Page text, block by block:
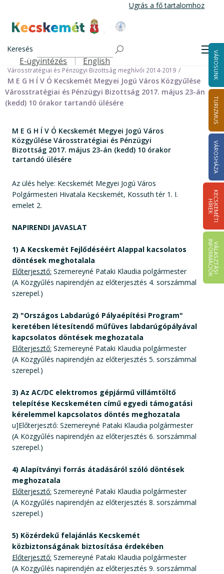
tartalomra
Ugrás a fő tartalomhoz
Kecskemét Város Honlapja
Keresés
Felső navigáció
E-ügyintézés English VÁROSUNK
TURIZMUS
VÁROSHÁZA
K
E
C
S
K
E
M
É
T
I
HÍ
R
E
K
V
Á
L
A
S
Z
T
Á
S
I
IN
F
O
R
M
Á
C
I
Ó
K
Önkormányzat
Bizottságok 2014-2024
Városstratégiai és Pénzügyi Bizottság 2014-2024
Városstratégiai és Pénzügyi Bizottság meghívói 2014-2019
M E G H Í V Ó Kecskemét Megyei Jogú Város Közgyűlése
Városstratégiai és Pénzügyi Bizottság 2017. május 23-án
(kedd) 10 órakor tartandó ülésére
M E G H Í V Ó Kecskemét Megyei Jogú Város
Közgyűlése Városstratégiai és Pénzügyi
Bizottság 2017. május 23-án (kedd) 10 órakor
tartandó ülésére
Az ülés helye: Kecskemét Megyei Jogú Város
Polgármesteri Hivatala Kecskemét, Kossuth tér 1. I.
emelet 2.
NAPIRENDI JAVASLAT
1) A Kecskemét Fejlődéséért Alappal kacsolatos
döntések meghotalala
Előterjesztő: Szemereyné Pataki Klaudia polgármester
(A Közgyűlés napirendjén az előterjesztés 4. sorszámmal
szerepel.)
2) "Országos Labdarúgó Pályaépítési Program"
keretében létesítendő műfüves labdarúgópályával
kapcsolatos döntések meghozatala
Előterjesztő: Szemereyné Pataki Klaudia polgármester
(A Közgyűlés napirendjén az előterjesztés 5. sorszámmal
szerepel.)
3) Az AC/DC elektromos gépjármű villámtöltő
telepítése Kecskeméten című egyedi támogatási
kérelemmel kapcsolatos döntés meghozatala
u]Előterjesztő: Szemereyné Pataki Klaudia polgármester
(A Közgyűlés napirendjén az előterjesztés 6. sorszámmal
szerepel.)
4) Alapítványi forrás átadásáról szóló döntések
meghozatala
Előterjesztő: Szemereyné Pataki Klaudia polgármester
(A Közgyűlés napirendjén az előterjesztés 8. sorszámmal
szerepel.)
5) Közérdekű felajánlás Kecskemét
közbiztonságának biztosítása érdekében
Előterjesztő: Szemereyné Pataki Klaudia polgármester
(A Közgyűlés napirendjén az előterjesztés 9. sorszámmal